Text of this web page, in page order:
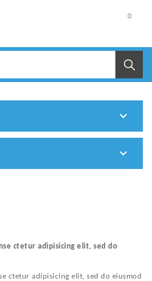
0


ctetur adipisicing elit, sed do
ctetur adipisicing elit, sed do eiusmod